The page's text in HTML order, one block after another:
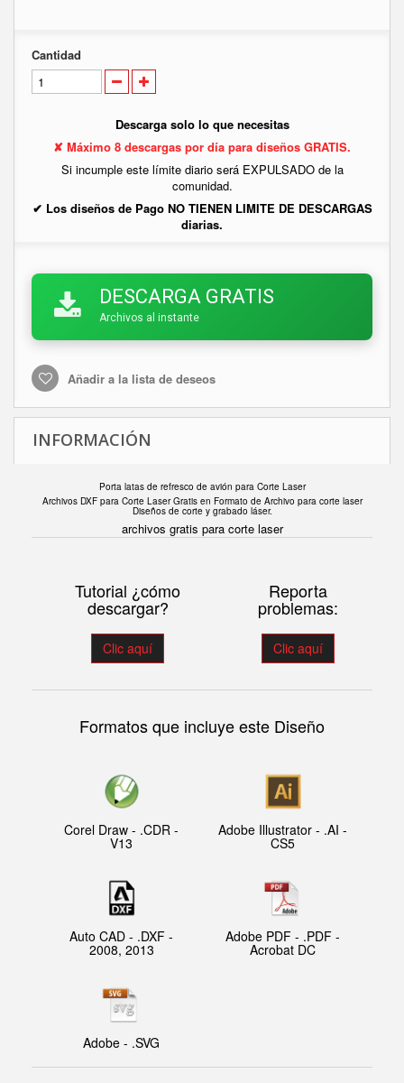
Cantidad
Descarga solo lo que necesitas
✘ Máximo 8 descargas por día para diseños GRATIS.
Si incumple este límite diario será EXPULSADO de la
comunidad.
✔ Los diseños de Pago NO TIENEN LIMITE DE DESCARGAS
diarias.
DESCARGA GRATIS
Archivos al instante
Añadir a la lista de deseos
INFORMACIÓN
Porta latas de refresco de avión para Corte Laser
Archivos DXF para Corte Laser Gratis en Formato de Archivo para corte laser
Diseños de corte y grabado láser.
archivos gratis para corte laser
Tutorial ¿cómo
descargar?
Clic aquí
Reporta
problemas:
Clic aquí
Formatos que incluye este Diseño
Corel Draw - .CDR -
V13
Adobe Illustrator - .AI -
CS5
Auto CAD - .DXF -
2008, 2013
Adobe PDF - .PDF -
Acrobat DC
Adobe - .SVG